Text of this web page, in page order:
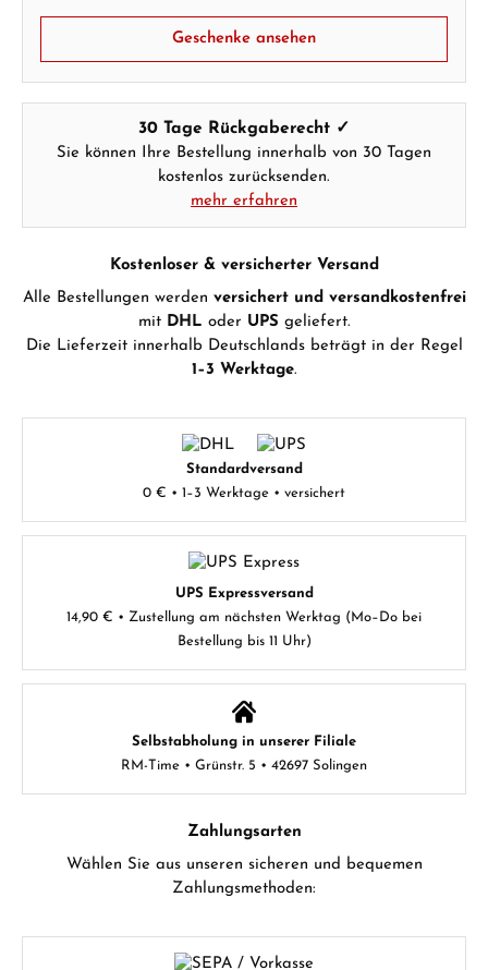
Geschenk im Warenkorb.
GESCHENKE ANSEHEN
Hersteller- & Produktsicherheit
Geschenke ansehen
30 Tage Rückgaberecht ✓
Sie können Ihre Bestellung innerhalb von 30 Tagen
kostenlos zurücksenden.
mehr erfahren
Kostenloser & versicherter Versand
Alle Bestellungen werden versichert und versandkostenfrei
mit DHL oder UPS geliefert.
Die Lieferzeit innerhalb Deutschlands beträgt in der Regel
1–3 Werktage.
Standardversand
0 € • 1–3 Werktage • versichert
UPS Expressversand
14,90 € • Zustellung am nächsten Werktag (Mo–Do bei
Bestellung bis 11 Uhr)
Selbstabholung in unserer Filiale
RM-Time • Grünstr. 5 • 42697 Solingen
Zahlungsarten
Wählen Sie aus unseren sicheren und bequemen
Zahlungsmethoden: